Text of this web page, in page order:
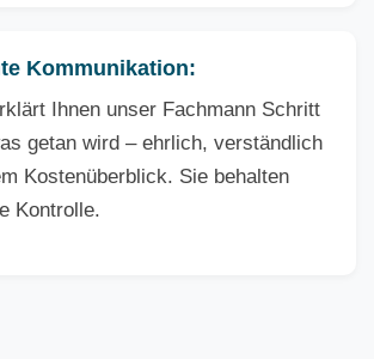
Kommunikation:
Ihnen unser Fachmann Schritt
getan wird – ehrlich, verständlich
Kostenüberblick. Sie behalten
Kontrolle.